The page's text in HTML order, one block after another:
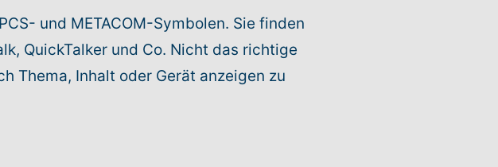
und METACOM-Symbolen. Sie finden
QuickTalker und Co. Nicht das richtige
Thema, Inhalt oder Gerät anzeigen zu